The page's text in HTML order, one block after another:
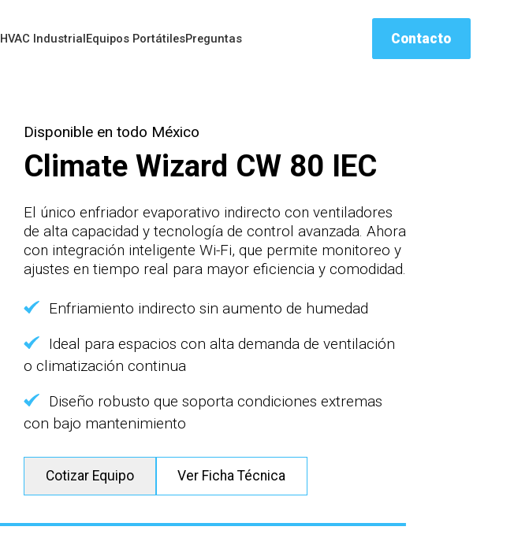
HVAC IndustrialEquipos PortátilesPreguntas Contacto
Disponible en todo México
Climate Wizard CW 80 IEC
Informacion del producto
El único enfriador evaporativo indirecto con ventiladores
de alta capacidad y tecnología de control avanzada. Ahora
con integración inteligente Wi-Fi, que permite monitoreo y
ajustes en tiempo real para mayor eficiencia y comodidad.
Caracteristicas
Enfriamiento indirecto sin aumento de humedad
Ideal para espacios con alta demanda de ventilación
o climatización continua
Diseño robusto que soporta condiciones extremas
con bajo mantenimiento
Cotizar Equipo Ver Ficha Técnica